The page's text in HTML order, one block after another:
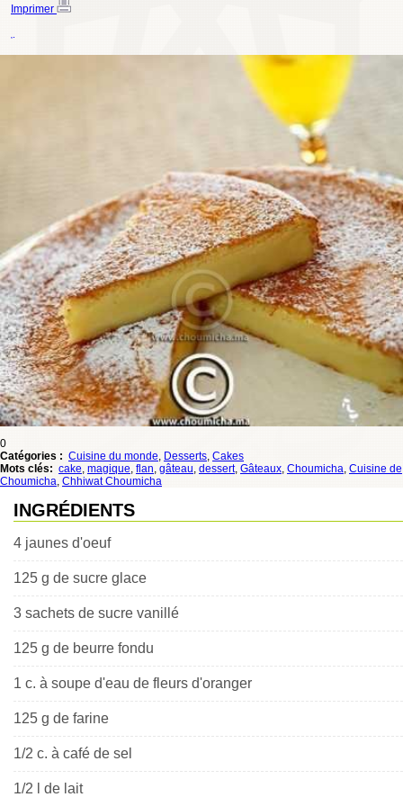
Imprimer
0
Catégories : Cuisine du monde, Desserts, Cakes
Mots clés: cake, magique, flan, gâteau, dessert, Gâteaux, Choumicha, Cuisine de
Choumicha, Chhiwat Choumicha
INGRÉDIENTS
4 jaunes d'oeuf
125 g de sucre glace
3 sachets de sucre vanillé
125 g de beurre fondu
1 c. à soupe d'eau de fleurs d'oranger
125 g de farine
1/2 c. à café de sel
1/2 l de lait